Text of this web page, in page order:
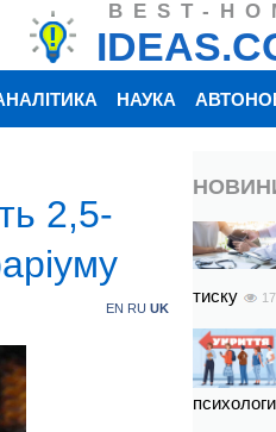
BEST-
НАУКА
2,5-
EN RU UK
тиску
17